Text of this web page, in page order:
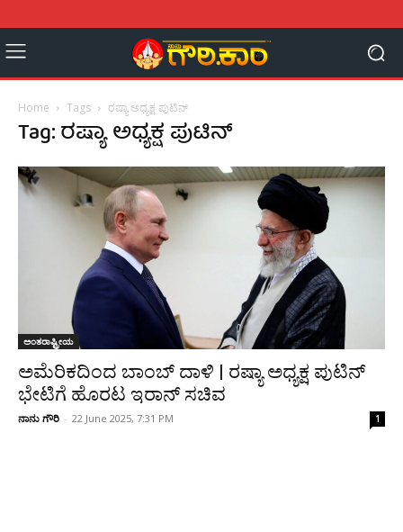
Home Tags ರಷ್ಯಾ ಅಧ್ಯಕ್ಷ ಪುಟಿನ್
Tag: ರಷ್ಯಾ ಅಧ್ಯಕ್ಷ ಪುಟಿನ್
ಅಂತರಾಷ್ಟ್ರೀಯ
ಅಮೆರಿಕದಿಂದ ಬಾಂಬ್ ದಾಳಿ | ರಷ್ಯಾ ಅಧ್ಯಕ್ಷ ಪುಟಿನ್
ಭೇಟಿಗೆ ಹೊರಟ ಇರಾನ್ ಸಚಿವ
ನಾನು ಗೌರಿ - 22 June 2025, 7:31 PM 1